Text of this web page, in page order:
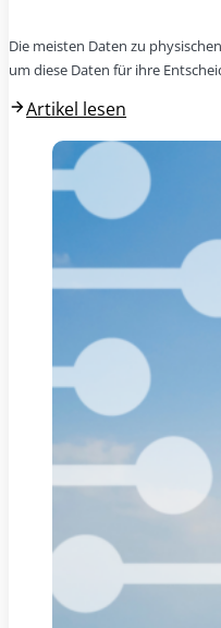
Die meisten Daten zu
um diese Daten für ihre
Artikel lesen